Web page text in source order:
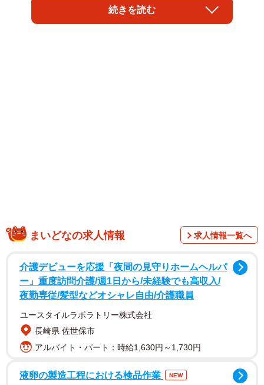
かべており、2人の上空いっぱいに広がる晴天の空も、まさ
に記念日日和といった風に背景を彩っている。
イダー555」（テレビ朝日）の三原修二 ／仮面ライダーデ
続きを読む
まいどなの求人情報 求人情報一覧へ
介護デビューを応援「夜間の見守りホームヘルパ
ー」重度訪問介護/週1日から/未経験でも高収入/
夜勤専従/髪型などオシャレ自由/介護職員
ユースタイルラボラトリー株式会社
長崎県 佐世保市
アルバイト・パート：時給1,630円～1,730円
液卵の製造工程における検品作業 NEW